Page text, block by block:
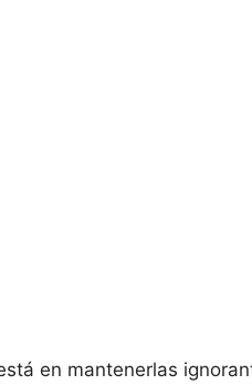
en mantenerlas